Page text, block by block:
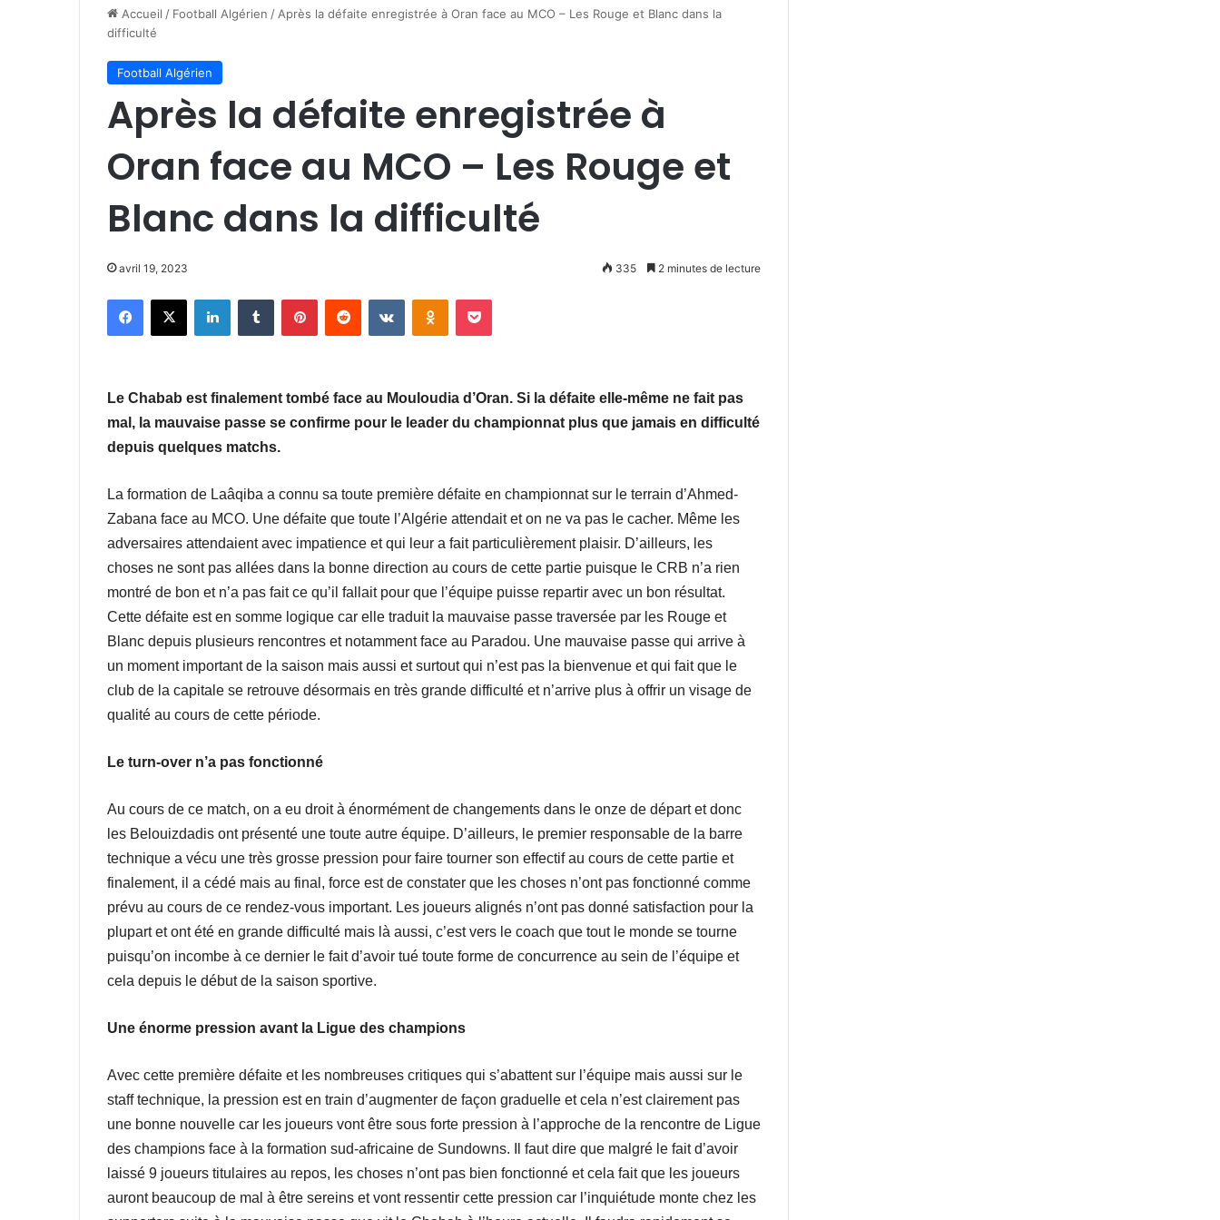
Accueil / Football Algérien / Après la défaite enregistrée à Oran face au MCO – Les Rouge et Blanc dans la
difficulté
Football Algérien
Après la défaite enregistrée à
Oran face au MCO – Les Rouge et
Blanc dans la difficulté
avril 19, 2023 335 2 minutes de lecture
Facebook
X LinkedinTumblr PinterestReddit VKontakteOdnoklassniki
Pocket
Le Chabab est finalement tombé face au Mouloudia d’Oran. Si la défaite elle-même ne fait pas
mal, la mauvaise passe se confirme pour le leader du championnat plus que jamais en difficulté
depuis quelques matchs.
La formation de Laâqiba a connu sa toute première défaite en championnat sur le terrain d’Ahmed-
Zabana face au MCO. Une défaite que toute l’Algérie attendait et on ne va pas le cacher. Même les
adversaires attendaient avec impatience et qui leur a fait particulièrement plaisir. D’ailleurs, les
choses ne sont pas allées dans la bonne direction au cours de cette partie puisque le CRB n’a rien
montré de bon et n’a pas fait ce qu’il fallait pour que l’équipe puisse repartir avec un bon résultat.
Cette défaite est en somme logique car elle traduit la mauvaise passe traversée par les Rouge et
Blanc depuis plusieurs rencontres et notamment face au Paradou. Une mauvaise passe qui arrive à
un moment important de la saison mais aussi et surtout qui n’est pas la bienvenue et qui fait que le
club de la capitale se retrouve désormais en très grande difficulté et n’arrive plus à offrir un visage de
qualité au cours de cette période.
Le turn-over n’a pas fonctionné
Au cours de ce match, on a eu droit à énormément de changements dans le onze de départ et donc
les Belouizdadis ont présenté une toute autre équipe. D’ailleurs, le premier responsable de la barre
technique a vécu une très grosse pression pour faire tourner son effectif au cours de cette partie et
finalement, il a cédé mais au final, force est de constater que les choses n’ont pas fonctionné comme
prévu au cours de ce rendez-vous important. Les joueurs alignés n’ont pas donné satisfaction pour la
plupart et ont été en grande difficulté mais là aussi, c’est vers le coach que tout le monde se tourne
puisqu’on incombe à ce dernier le fait d’avoir tué toute forme de concurrence au sein de l’équipe et
cela depuis le début de la saison sportive.
Une énorme pression avant la Ligue des champions
Avec cette première défaite et les nombreuses critiques qui s’abattent sur l’équipe mais aussi sur le
staff technique, la pression est en train d’augmenter de façon graduelle et cela n’est clairement pas
une bonne nouvelle car les joueurs vont être sous forte pression à l’approche de la rencontre de Ligue
des champions face à la formation sud-africaine de Sundowns. Il faut dire que malgré le fait d’avoir
laissé 9 joueurs titulaires au repos, les choses n’ont pas bien fonctionné et cela fait que les joueurs
auront beaucoup de mal à être sereins et vont ressentir cette pression car l’inquiétude monte chez les